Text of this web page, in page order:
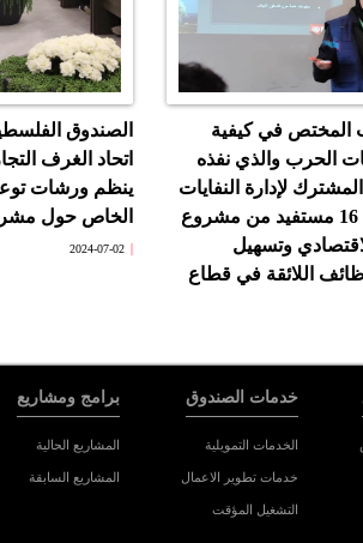
المختص في كيفية
الحرب والذي نفذه
لإدارة النفايات
الصلبة، بمشاركة 16 مستفيد من مشروع
وتسهيل
اللائقة في قطاع
الصندوق
اتحاد الغرف
ينظم ورشات
الخاص حول
2024-07-02
خدمات الصندوق
الخدمات التمويلية
خدمات تطوير الاعمال
التشغيل المؤقت
برامج ومشاريع
المشاريع الحالية
المشاريع السابقة